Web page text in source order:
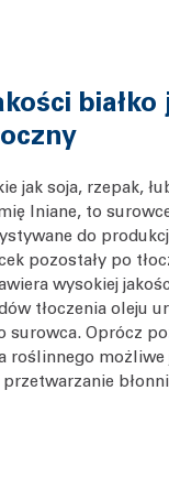
białko
jak soja, rzepak,
lniane, to
do
pozostały po
wysokiej
tłoczenia oleju
surowca. Oprócz
roślinnego możliwe